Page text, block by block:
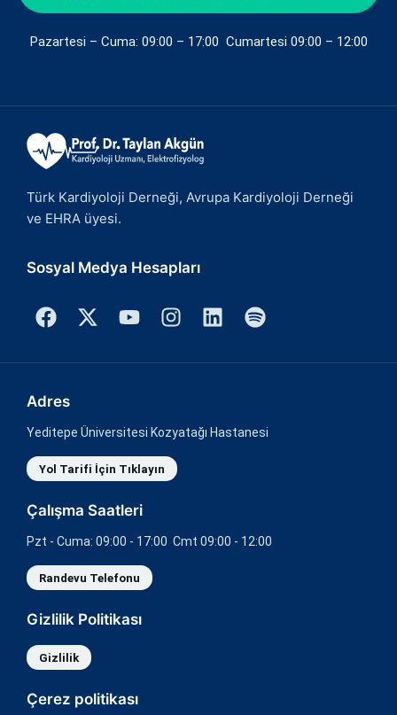
Pazartesi – Cuma: 09:00 – 17:00 Cumartesi 09:00 – 12:00
Türk Kardiyoloji Derneği, Avrupa Kardiyoloji Derneği
ve EHRA üyesi.
Sosyal Medya Hesapları
Adres
Yeditepe Üniversitesi Kozyatağı Hastanesi
Yol Tarifi İçin Tıklayın
Çalışma Saatleri
Pzt - Cuma: 09:00 - 17:00 Cmt 09:00 - 12:00
Randevu Telefonu
Gizlilik Politikası
Gizlilik
Çerez politikası